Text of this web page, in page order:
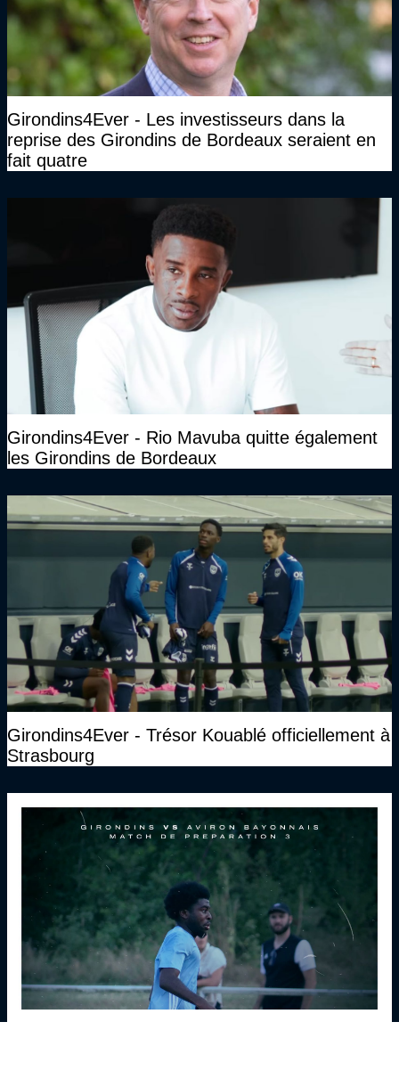
Girondins4Ever - Les investisseurs dans la
reprise des Girondins de Bordeaux seraient en
fait quatre
Girondins4Ever - Rio Mavuba quitte également
les Girondins de Bordeaux
Girondins4Ever - Trésor Kouablé officiellement à
Strasbourg